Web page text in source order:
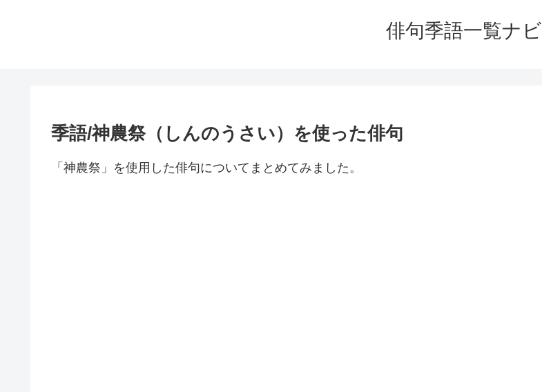
俳句季語一覧ナビ
季語/神農祭（しんのうさい）を使った俳句
「神農祭」を使用した俳句についてまとめてみました。